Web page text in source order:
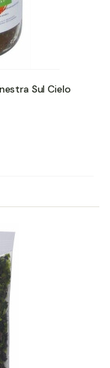
Sul Cielo